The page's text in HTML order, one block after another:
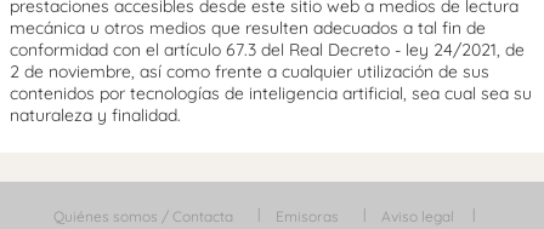
prestaciones accesibles desde este sitio web a medios de lectura
mecánica u otros medios que resulten adecuados a tal fin de
conformidad con el artículo 67.3 del Real Decreto - ley 24/2021, de
2 de noviembre, así como frente a cualquier utilización de sus
contenidos por tecnologías de inteligencia artificial, sea cual sea su
naturaleza y finalidad.
Quiénes somos / Contacta Emisoras Aviso legal